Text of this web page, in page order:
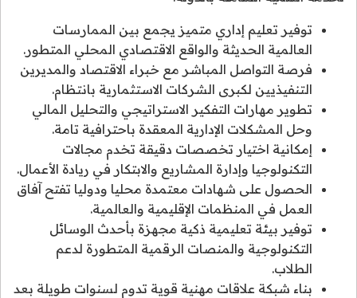
توفير تعليم إداري متميز يجمع بين الممارسات
العالمية الحديثة والواقع الاقتصادي المحلي المتطور.
فرصة التواصل المباشر مع خبراء الاقتصاد والمديرين
التنفيذيين لكبرى الشركات الاستثمارية بانتظام.
تطوير مهارات التفكير الاستراتيجي والتحليل المالي
وحل المشكلات الإدارية المعقدة باحترافية تامة.
إمكانية اختيار تخصصات دقيقة تخدم مجالات
التكنولوجيا وإدارة المشاريع والابتكار في ريادة الأعمال.
الحصول على شهادات معتمدة محليا ودوليا تفتح آفاق
العمل في المنظمات الإقليمية والعالمية.
توفير بيئة تعليمية ذكية مجهزة بأحدث الوسائل
التكنولوجية والمنصات الرقمية المتطورة لدعم
الطلاب.
بناء شبكة علاقات مهنية قوية تدوم لسنوات طويلة بعد